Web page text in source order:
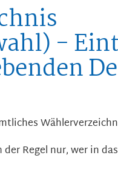
-
Regel nur, wer in